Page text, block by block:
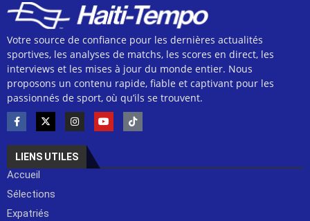
Votre source de confiance pour les dernières actualités
sportives, les analyses de matchs, les scores en direct, les
interviews et les mises à jour du monde entier. Nous
proposons un contenu rapide, fiable et captivant pour les
passionnés de sport, où qu’ils se trouvent.
LIENS UTILES
Accueil
Sélections
Expatriés